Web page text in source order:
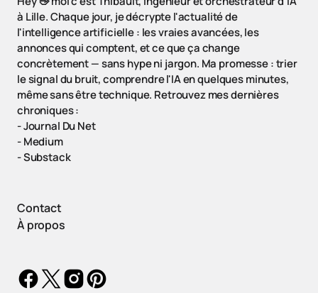
à Lille. Chaque jour, je décrypte l'actualité de
l'intelligence artificielle : les vraies avancées, les
annonces qui comptent, et ce que ça change
concrètement — sans hype ni jargon. Ma promesse : trier
le signal du bruit, comprendre l'IA en quelques minutes,
même sans être technique. Retrouvez mes dernières
chroniques :
-Journal Du Net
-Medium
-Substack
Contact
À propos